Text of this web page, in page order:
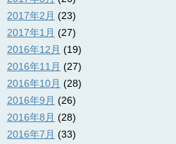
2017年2月 (23)
2017年1月 (27)
2016年12月 (19)
2016年11月 (27)
2016年10月 (28)
2016年9月 (26)
2016年8月 (28)
2016年7月 (33)